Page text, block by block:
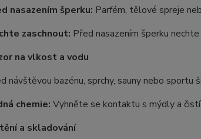
nasazením šperku: Parfém, tělové spreje
zaschnout: Před nasazením šperku
na vlkost a vodu
návštěvou bazénu, sprchy, sauny nebo sportu
chemie: Vyhněte se kontaktu s mýdly a
a skladování